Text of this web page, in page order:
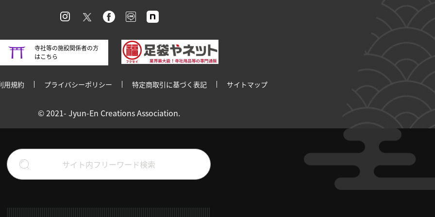
寺社等の施設関係者の方
はこちら
用規約 プライバシーポリシー 特定商取引に基づく表記 サイトマップ
© 2021- Jyun-En Creations Association.